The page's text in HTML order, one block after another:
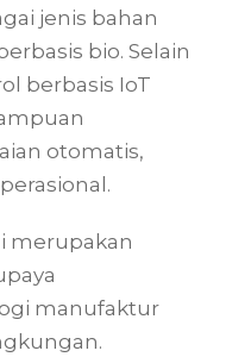
jenis bahan
bio. Selain
berbasis IoT
otomatis,
merupakan
manufaktur